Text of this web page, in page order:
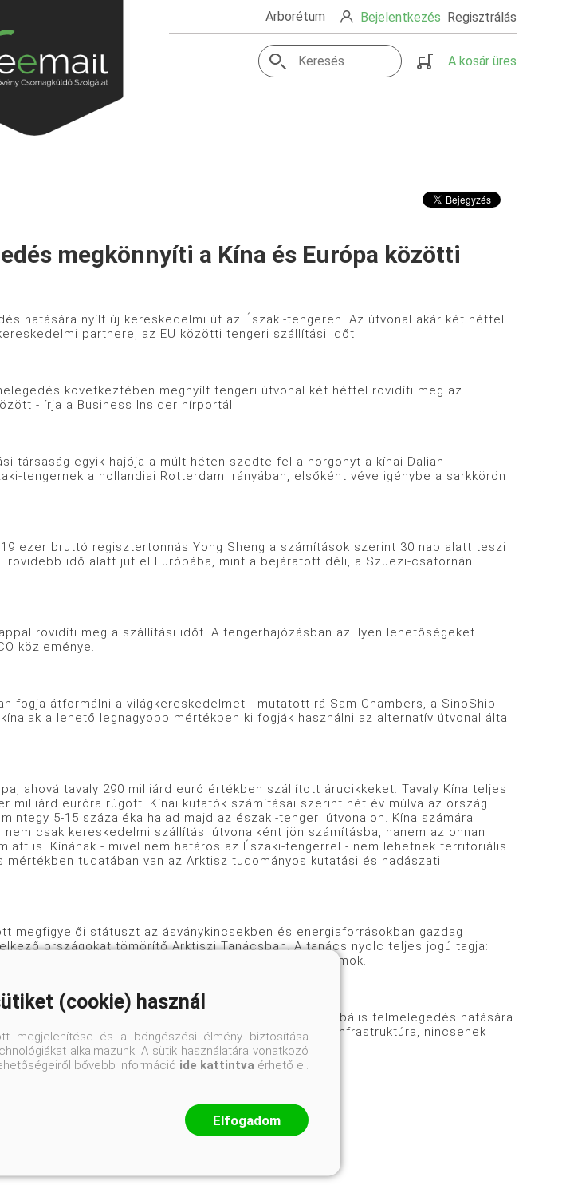
Arborétum Bejelentkezés Regisztrálás
A kosár üres
megkönnyíti a Kína és Európa közötti
hatására nyílt új kereskedelmi út az Északi-tengeren. Az útvonal akár két héttel
partnere, az EU közötti tengeri szállítási időt.
következtében megnyílt tengeri útvonal két héttel rövidíti meg az
- írja a Business Insider hírportál.
társaság egyik hajója a múlt héten szedte fel a horgonyt a kínai Dalian
tengernek a hollandiai Rotterdam irányában, elsőként véve igénybe a sarkkörön
ezer bruttó regisztertonnás Yong Sheng a számítások szerint 30 nap alatt teszi
rövidebb idő alatt jut el Európába, mint a bejáratott déli, a Szuezi-csatornán
rövidíti meg a szállítási időt. A tengerhajózásban az ilyen lehetőségeket
közleménye.
fogja átformálni a világkereskedelmet - mutatott rá Sam Chambers, a SinoShip
a lehető legnagyobb mértékben ki fogják használni az alternatív útvonal által
ahová tavaly 290 milliárd euró értékben szállított árucikkeket. Tavaly Kína teljes
milliárd euróra rúgott. Kínai kutatók számításai szerint hét év múlva az ország
5-15 százaléka halad majd az északi-tengeri útvonalon. Kína számára
csak kereskedelmi szállítási útvonalként jön számításba, hanem az onnan
is. Kínának - mivel nem határos az Északi-tengerrel - nem lehetnek territoriális
tudatában van az Arktisz tudományos kutatási és hadászati
megfigyelői státuszt az ásványkincsekben és energiaforrásokban gazdag
országokat tömörítő Arktiszi Tanácsban. A tanács nyolc teljes jogú tagja:
Norvégia, Oroszország, Svédország és az Egyesült Államok.
már mintegy négy hónapig vehető igénybe a globális felmelegedés hatására
Az útvonalon azonban egyelőre hiányos a hajózási infrastruktúra, nincsenek
a reakcióidő hosszú.
(cookie) használ
megjelenítése és a böngészési élmény biztosítása
alkalmazunk. A sütik használatára vonatkozó
bővebb információ ide kattintva érhető el.
Elfogadom